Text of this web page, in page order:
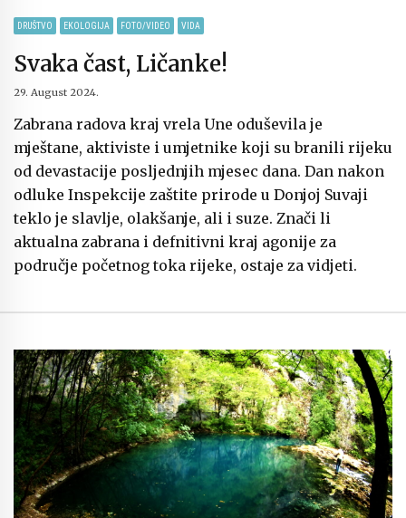
DRUŠTVO EKOLOGIJA FOTO/VIDEO VIDA
Svaka čast, Ličanke!
29. August 2024.
Zabrana radova kraj vrela Une oduševila je
mještane, aktiviste i umjetnike koji su branili rijeku
od devastacije posljednjih mjesec dana. Dan nakon
odluke Inspekcije zaštite prirode u Donjoj Suvaji
teklo je slavlje, olakšanje, ali i suze. Znači li
aktualna zabrana i defnitivni kraj agonije za
područje početnog toka rijeke, ostaje za vidjeti.